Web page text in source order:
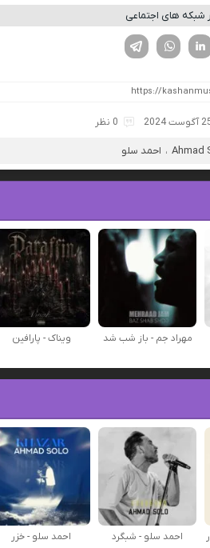
شبکه های اجتماعی
لینکدین تویتر
فیسوک
2024 0 نظر
Ahmad ، احمد سلو
مهراد جم - باز شب شد ویناک - پارافین
احمد سلو - شبگرد احمد سلو - خزر